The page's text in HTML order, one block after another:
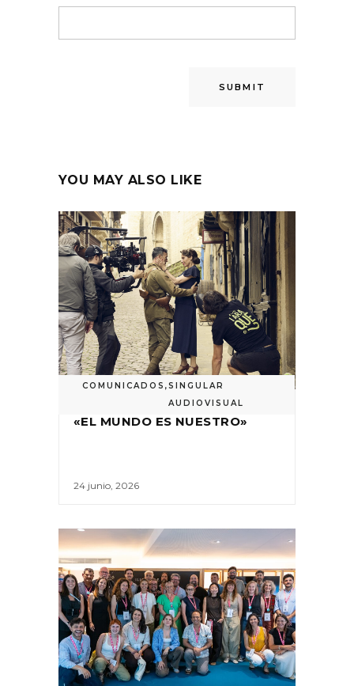
YOU MAY ALSO LIKE
COMUNICADOS ,SINGULAR
AUDIOVISUAL
«EL MUNDO ES NUESTRO»
24 junio, 2026